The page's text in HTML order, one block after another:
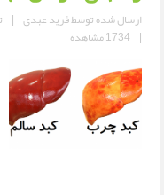
ارسال شده توسطفرید عبدی |
| 1734 مشاهده